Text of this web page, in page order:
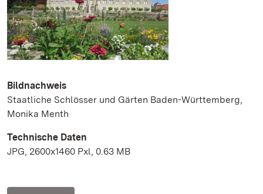
Bildnachweis
Staatliche Schlösser und Gärten Baden-Württemberg,
Monika Menth
Technische Daten
JPG, 2600x1460 Pxl, 0.63 MB